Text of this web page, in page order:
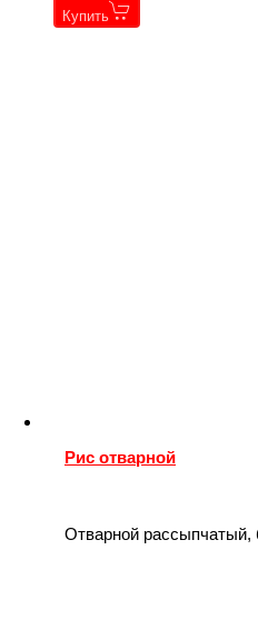
Купить
Рис отварной
Отварной рассыпчатый,